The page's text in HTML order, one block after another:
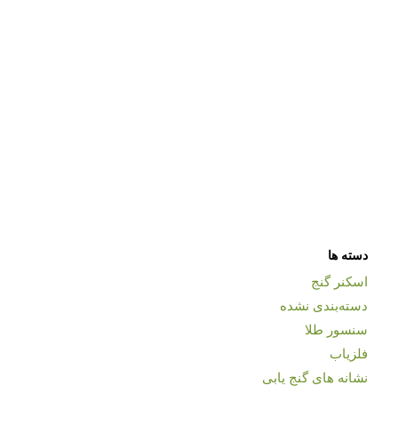
دسته ها
اسکنر گنج
دسته‌بندی نشده
سنسور طلا
فلزیاب
نشانه های گنج یابی